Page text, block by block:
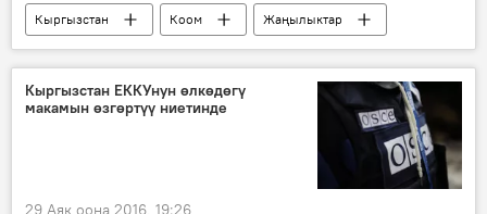
Кыргызстан Коом
Жаңылыктар
күн
аба ырайы жаан-чачын
Кыргызстан ЕККУнун өлкөдөгү
макамын өзгөртүү ниетинде
29 Аяк оона 2016, 19:26